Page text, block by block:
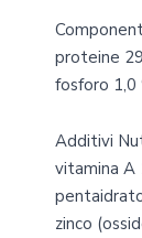
proteine
fosforo 1,0
Additivi
vitamina A
zinco